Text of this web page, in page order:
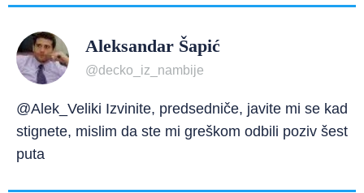
Aleksandar Šapić
@decko_iz_nambije
@Alek_Veliki Izvinite, predsedniče, javite mi se kad
stignete, mislim da ste mi greškom odbili poziv šest
puta